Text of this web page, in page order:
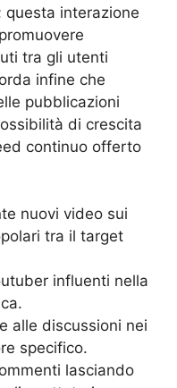
questa interazione
tra gli utenti
infine che
pubblicazioni
di crescita
continuo offerto
nuovi video sui
tra il target
influenti nella
alle discussioni nei
specifico.
lasciando